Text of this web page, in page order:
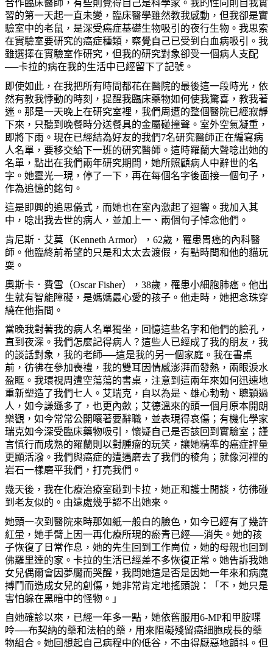
合作臨床醫師，有些則覺得自己是科學家。我的性向則自我實
習的第一天起一直未變，臨床醫學雖然教我感動，但我卻是實
驗室中的老鼠，是深受癌症基礎生物吸引的夜行生物。我思索
在實驗室要研究的癌症種類，察覺自己已受到白血病吸引。我
雖選擇在實驗室作研究，但我的研究對象卻受一個病人支配
──卡拉的病在我的生活中已經留下了記號。
即使如此，在我把所有時間都花在醫院的最後這一段時光，依
然有教我悸動的時刻，提醒我臨床藥物如何使我驚喜，教我著
迷。那是一天晚上在研究室裡，我們周遭的整個醫院已經寂靜
下來，只聽到晚餐時分送餐具的金屬碰撞聲。室外空氣凝重，
即將下雨。現在已經結為好友的我們7名研究醫師正在編寫病
人名單，要移交給下一班的研究醫師。這時羅蘭大聲唸出她的
名單，點出在我們兩年研究期間，她所照顧病人中辭世的名
字。她靈光一現，停了一下，再在每個名字後面接一個句子，
作為追憶的銘句。
這是即興的追思儀式，而她也在室內激起了迴響。我加入其
中，唸出我去世的病人，並加上一、兩個句子悼念他們。
肯尼斯．艾莫（Kenneth Armor）， 62歲，罹患胃癌的內科醫
師。他臨終前希望的只是和太太去渡假，有點時間和他的貓玩
耍。
奧斯卡．費雪（Oscar Fisher）， 38歲，罹患小細胞肺癌。他出
生就有智能障礙，是媽媽最心愛的孩子。他走時，她把念珠穿
繞在他指間。
當晚我對著我的病人名單獨坐，回憶這些名字和他們的臉孔，
直到夜深。我們怎麼記得病人？這些人已經成了我的朋友，我
的談話對象，我的老師──這是我的另一個家庭。我在書桌
前，彷彿在參加喪禮，我的雙耳因情感澎湃而發熱，兩眼淚水
盈眶。我環視周遭空蕩蕩的書桌，注意到這兩年來如何迅速地
重新塑造了我們七人。艾瑞克，自以為是、雄心勃勃、聰穎過
人，如今謙遜多了，也更內歛；艾德溫來的頭一個月原本開朗
樂觀，如今常常公開嚷著要辭職，並表現得哀傷；有機化學家
瑞克如今深受臨床藥物吸引，懷疑自己是否該回到實驗室；謹
言慎行而成熟的羅蘭則以對腫瘤的玩笑，讓她精準的癌症評量
更顯活潑。我們與癌症的遭遇磨去了我們的稜角；就像河裡的
岩石一樣磨平我們，打亮我們。
幾天後，我在化療治療室碰到卡拉，她正和護士閒談，彷彿碰
到老友似的。由遠處幾乎認不出她來。
她頭一次到醫院來時那如紙一般白的臉色，如今已經有了幾許
紅暈，她手臂上因一再化療所現的瘀青已經──消失。她的孩
子恢復了日常作息，她的先生回到工作崗位，她的母親也回到
佛羅里達的家。卡拉的生活已經差不多恢復正常。她告訴我她
女兒偶爾會因夢魘而哭醒，我問她這是否是因她一年來和病魔
搏鬥而造成女兒的創傷，她非常肯定地搖頭說：「不，她只是
害怕躲在黑暗中的怪物。」
自她確診以來，已經一年多一點，她依舊服用6-MP和甲胺喋
呤──布契納的藥和法柏的藥，用來阻礙殘留癌細胞成長的藥
物組合。她回想起自己病程中的低谷，不由得厭惡地顫抖。但